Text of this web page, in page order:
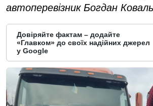
автоперевізник Богдан
Довіряйте фактам – додайте
«Главком» до своїх надійних джерел
у Google